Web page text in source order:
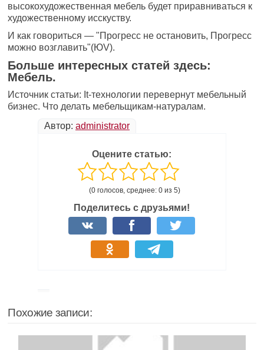
высокохудожественная мебель будет приравниваться к
художественному исскуству.
И как говориться — "Прогресс не остановить, Прогресс
можно возглавить"(ЮV).
Больше интересных статей здесь:
Мебель.
Источник статьи: It-технологии перевернут мебельный
бизнес. Что делать мебельщикам-натуралам.
Автор: administrator
Оцените статью:
(0 голосов, среднее: 0 из 5)
Поделитесь с друзьями!
Похожие записи: